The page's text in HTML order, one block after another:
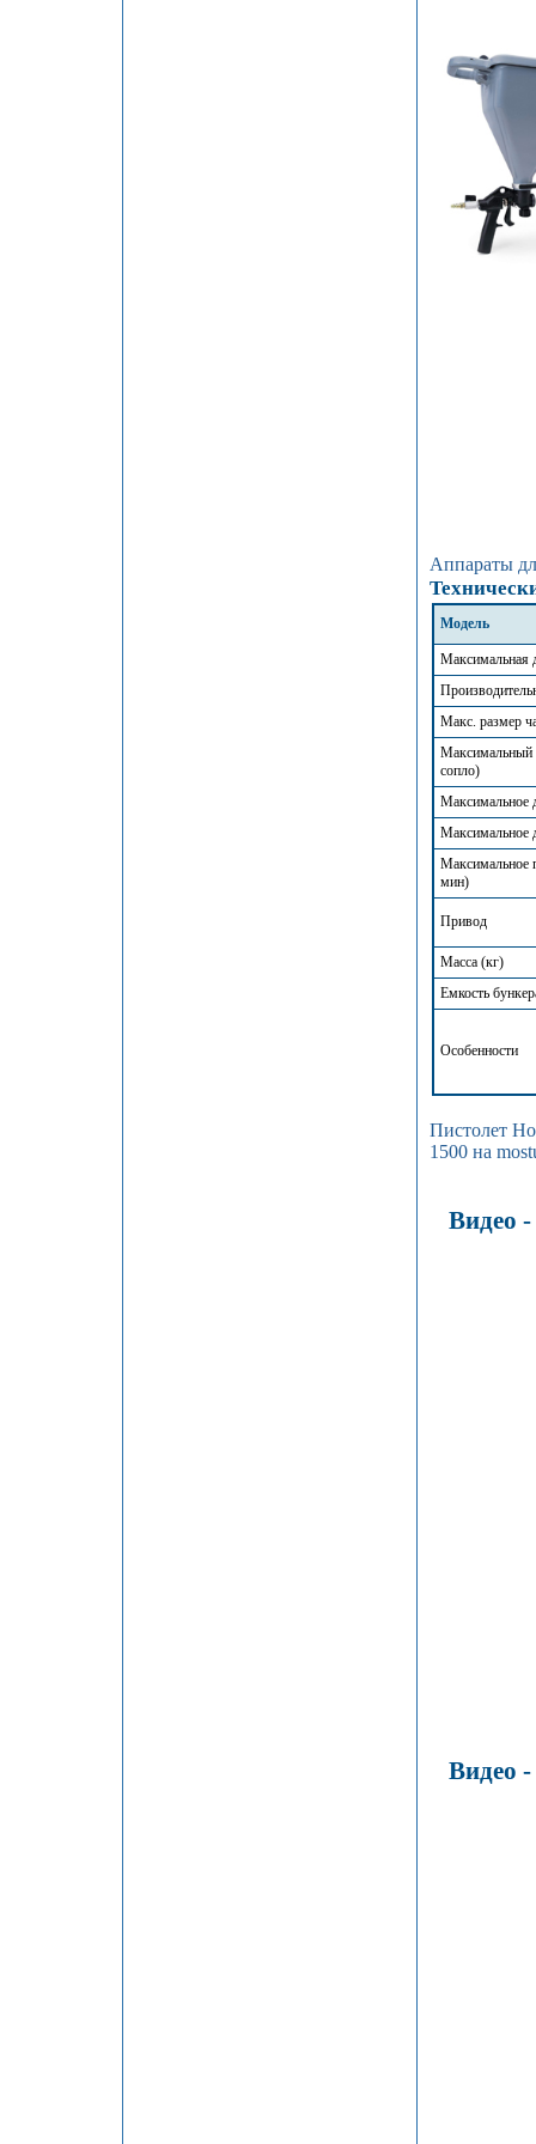
Аппараты
Модель
Максимальная
Макс. размер
Максимальный
сопло)
Максимальное
Максимальное
Максимальное
мин)
Привод
Масса (кг)
Емкость
Особенности
Пистолет
1500 на
Видео
Видео